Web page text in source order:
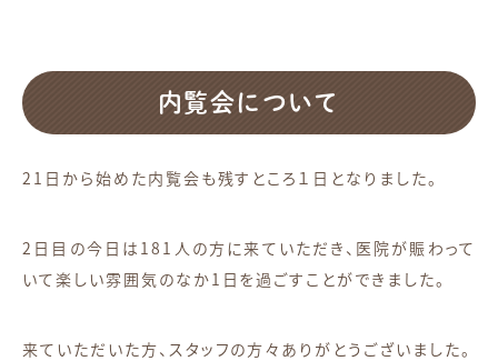
内覧会について
21日から始めた内覧会も残すところ１日となりました。
2日目の今日は181人の方に来ていただき、医院が賑わって
いて楽しい雰囲気のなか1日を過ごすことができました。
来ていただいた方、スタッフの方々ありがとうございました。